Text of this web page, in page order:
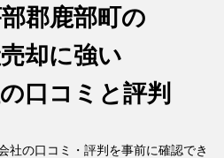
郡鹿部町の
却に強い
口コミと評判
社の口コミ・評判を事前に確認でき